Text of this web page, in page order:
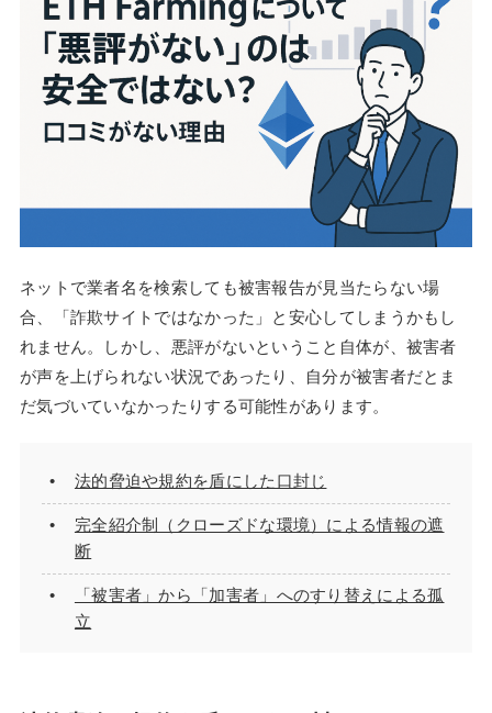
ネットで業者名を検索しても被害報告が見当たらない場
合、「詐欺サイトではなかった」と安心してしまうかもし
れません。しかし、悪評がないということ自体が、被害者
が声を上げられない状況であったり、自分が被害者だとま
だ気づいていなかったりする可能性があります。
法的脅迫や規約を盾にした口封じ
完全紹介制（クローズドな環境）による情報の遮
断
「被害者」から「加害者」へのすり替えによる孤
立